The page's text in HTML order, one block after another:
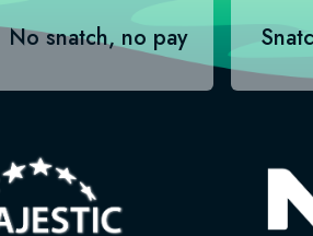
No snatch, no pay